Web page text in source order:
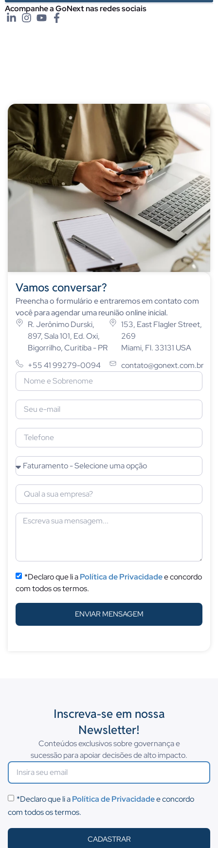
Acompanhe a GoNext nas redes sociais
Vamos conversar?
Preencha o formulário e entraremos em contato com
você para agendar uma reunião online inicial.
R. Jerônimo Durski,
897, Sala 101, Ed. Oxi,
Bigorrilho, Curitiba - PR
+55 41 99279-0094
153, East Flagler Street,
269
Miami, Fl. 33131 USA
contato@gonext.com.br
*Declaro que li aPolítica de Privacidadee concordo
com todos os termos.
ENVIAR MENSAGEM
Inscreva-se em nossa
Newsletter!
Conteúdos exclusivos sobre governança e
sucessão para apoiar decisões de alto impacto.
*Declaro que li aPolítica de Privacidadee concordo
com todos os termos.
CADASTRAR